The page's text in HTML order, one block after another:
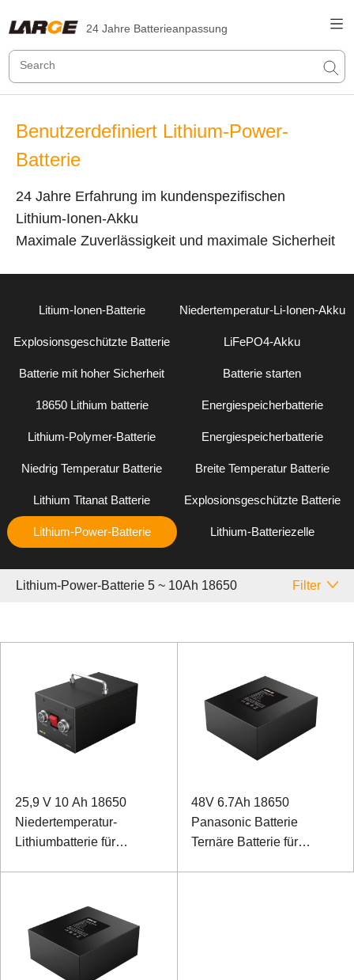
24 Jahre Batterieanpassung
Benutzerdefiniert Lithium-Power-
Batterie
24 Jahre Erfahrung im kundenspezifischen
Lithium-Ionen-Akku
Maximale Zuverlässigkeit und maximale Sicherheit
Litium-Ionen-Batterie Niedertemperatur-Li-Ionen-Akku
Explosionsgeschützte Batterie LiFePO4-Akku
Batterie mit hoher Sicherheit Batterie starten
18650 Lithium batterie Energiespeicherbatterie
Lithium-Polymer-Batterie Energiespeicherbatterie
Niedrig Temperatur Batterie Breite Temperatur Batterie
Lithium Titanat Batterie Explosionsgeschützte Batterie
Lithium-Power-Batterie Lithium-Batteriezelle
Lithium-Power-Batterie 5 ~ 10Ah 18650 Filter
25,9 V 10 Ah 18650
Niedertemperatur-
Lithiumbatterie für
48V 6.7Ah 18650
Panasonic Batterie
Ternäre Batterie für